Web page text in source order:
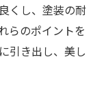
くし、塗装の耐
らのポイントを
引き出し、美し